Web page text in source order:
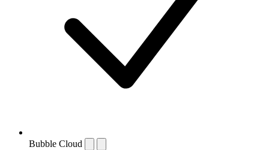
Bubble Cloud